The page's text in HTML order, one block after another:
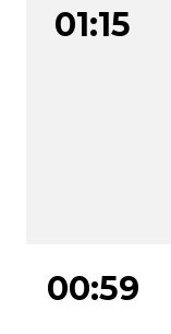
01:15
00:59